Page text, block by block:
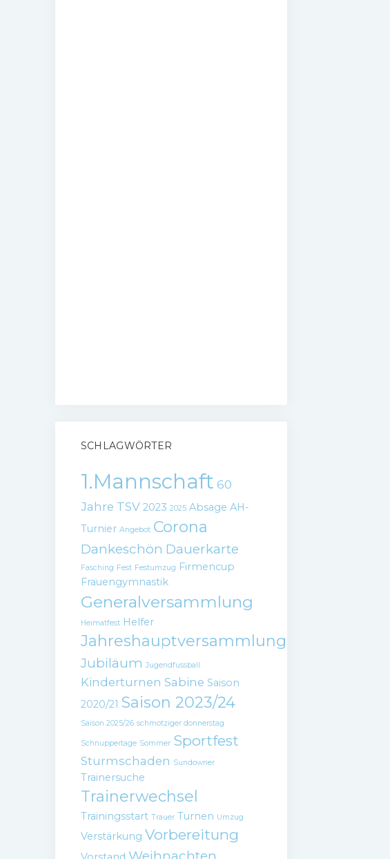
SCHLAGWÖRTER
1.Mannschaft 60
Jahre TSV 2023 2025 Absage AH-
Turnier Angebot Corona
Dankeschön Dauerkarte
Fasching Fest Festumzug Firmencup
Frauengymnastik
Generalversammlung
Heimatfest Helfer
Jahreshauptversammlung
Jubiläum Jugendfussball
Kinderturnen Sabine Saison
2020/21 Saison 2023/24
Saison 2025/26 schmotziger donnerstag
Schnuppertage Sommer Sportfest
Sturmschaden Sundowner
Trainersuche
Trainerwechsel
Trainingsstart Trauer Turnen Umzug
Verstärkung Vorbereitung